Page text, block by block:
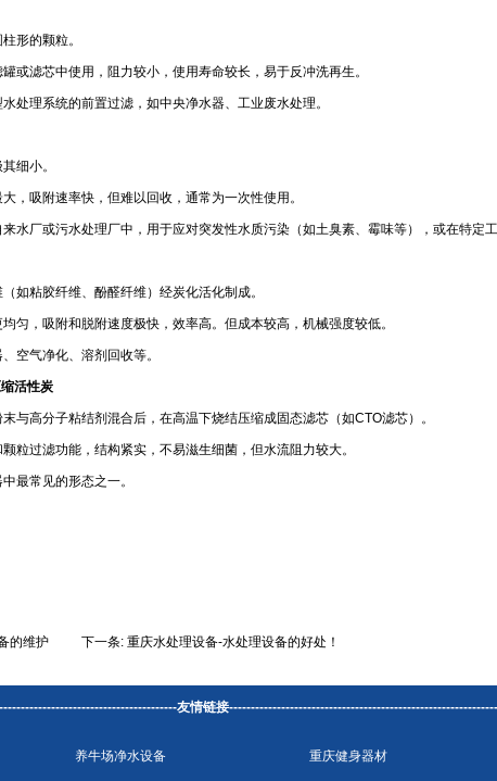
形的颗粒。
或滤芯中使用，阻力较小，使用寿命较长，易于反冲洗再生。
处理系统的前置过滤，如中央净水器、工业废水处理。
细小。
大，吸附速率快，但难以回收，通常为一次性使用。
水厂或污水处理厂中，用于应对突发性水质污染（如土臭素、霉味等），或在特定工
如粘胶纤维、酚醛纤维）经炭化活化制成。
匀，吸附和脱附速度极快，效率高。但成本较高，机械强度较低。
空气净化、溶剂回收等。
活性炭
与高分子粘结剂混合后，在高温下烧结压缩成固态滤芯（如CTO滤芯）。
粒过滤功能，结构紧实，不易滋生细菌，但水流阻力较大。
最常见的形态之一。
的维护 下一条: 重庆水处理设备-水处理设备的好处！
友情链接
养牛场净水设备 重庆健身器材